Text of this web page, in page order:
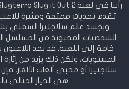
تقدم تحديات ممتعة ومثيرة
ويجسد عالم سلاجتيرا السفلي
الشخصيات المحبوبة من المسلسل
خاصة إلى اللعبة. قد يجد
المستويات، ولكن ذلك يزيد من
هي الخيار المثالي